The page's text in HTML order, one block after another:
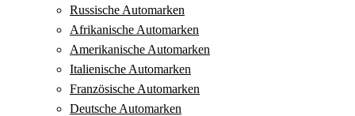
Russische Automarken
Afrikanische Automarken
Amerikanische Automarken
Italienische Automarken
Französische Automarken
Deutsche Automarken